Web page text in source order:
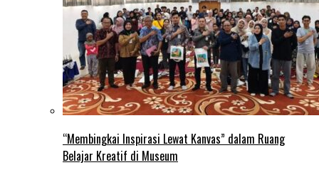
“Membingkai Inspirasi Lewat Kanvas” dalam Ruang
Belajar Kreatif di Museum